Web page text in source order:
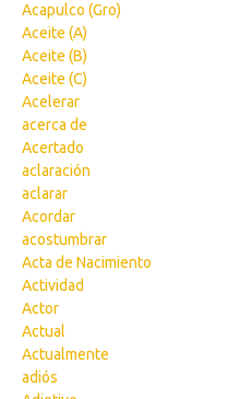
Acapulco (Gro)
Aceite (A)
Aceite (B)
Aceite (C)
Acelerar
acerca de
Acertado
aclaración
aclarar
Acordar
acostumbrar
Acta de Nacimiento
Actividad
Actor
Actual
Actualmente
adiós